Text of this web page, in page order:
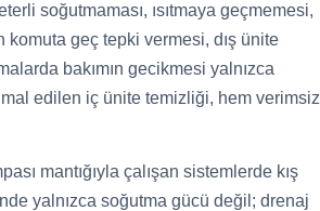
soğutmaması, ısıtmaya geçmemesi,
komuta geç tepki vermesi, dış ünite
bakımın gecikmesi yalnızca
edilen iç ünite temizliği, hem verimsiz
mantığıyla çalışan sistemlerde kış
yalnızca soğutma gücü değil; drenaj